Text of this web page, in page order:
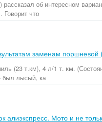
об интересном
Говорит что
заменам поршневой
(23 т.км), 4 л/1 т. км.
был лысый, ка
алиэкспресс. Мото и не